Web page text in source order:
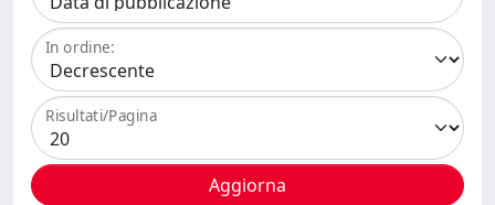
In ordine:
Risultati/Pagina